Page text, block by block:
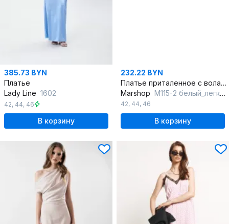
385.73 BYN
Платье
Lady Line 1602
42, 44, 46
В корзину
232.22 BYN
Платье приталенное с воланом и застежкой на пуговицы из хлопка
Marshop М115-2 белый_легкий_принт
42, 44, 46
В корзину